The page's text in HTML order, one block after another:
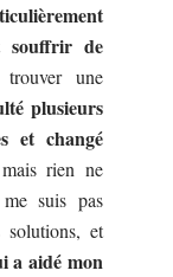
souffrir de
une
plusieurs
et changé
rien ne
suis pas
solutions, et
a aidé mon